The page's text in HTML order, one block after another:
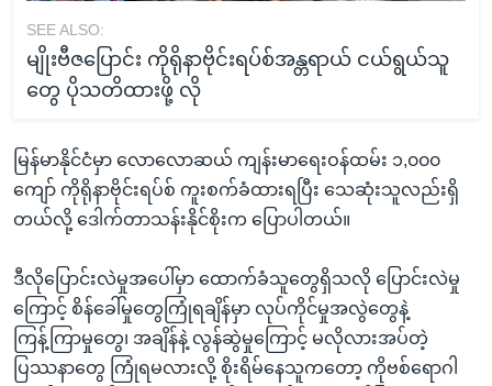
SEE ALSO:
မျိုးဗီဇပြောင်း ကိုရိုနာဗိုင်းရပ်စ်အန္တရာယ် ငယ်ရွယ်သူ
တွေ ပိုသတိထားဖို့ လို
မြန်မာနိုင်ငံမှာ လောလောဆယ် ကျန်းမာရေးဝန်ထမ်း ၁,၀၀၀
ကျော် ကိုရိုနာဗိုင်းရပ်စ် ကူးစက်ခံထားရပြီး သေဆုံးသူလည်းရှိ
တယ်လို့ ဒေါက်တာသန်းနိုင်စိုးက ပြောပါတယ်။
ဒီလိုပြောင်းလဲမှုအပေါ်မှာ ထောက်ခံသူတွေရှိသလို ပြောင်းလဲမှု
ကြောင့် စိန်ခေါ်မှုတွေကြုံရချိန်မှာ လုပ်ကိုင်မှုအလွဲတွေနဲ့
ကြန့်ကြာမှုတွေ၊ အချိန်နဲ့ လွန်ဆွဲမှုကြောင့် မလိုလားအပ်တဲ့
ပြဿနာတွေ ကြုံရမလားလို့ စိုးရိမ်နေသူကတော့ ကိုဗစ်ရောဂါ